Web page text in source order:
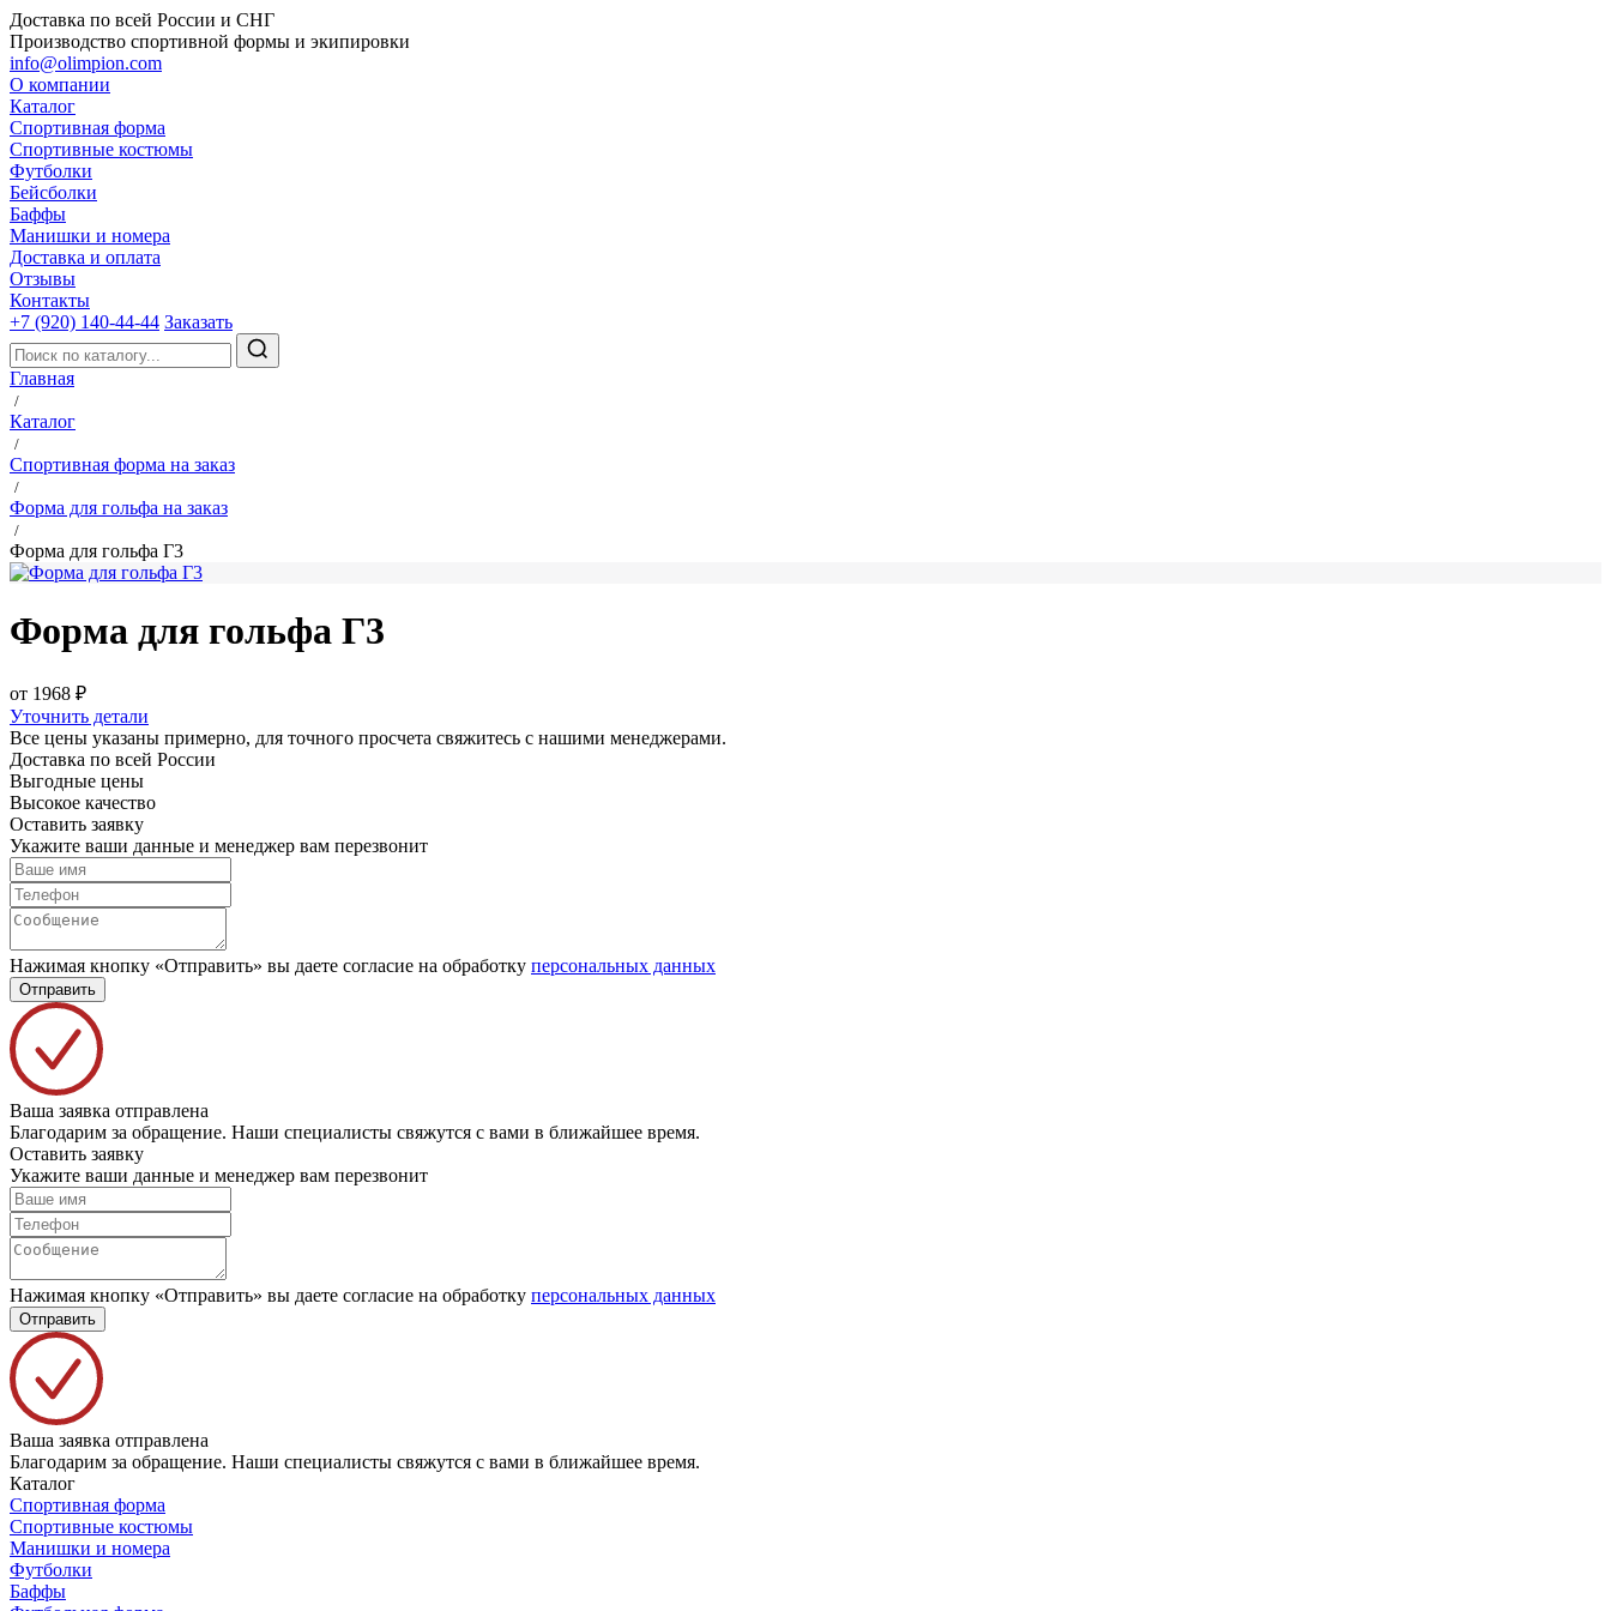
Доставка по всей России и СНГ
Производство спортивной формы и экипировки
info@olimpion.com
О компании
Каталог
Спортивная форма
Спортивные костюмы
Футболки
Бейсболки
Баффы
Манишки и номера
Доставка и оплата
Отзывы
Контакты
+7 (920) 140-44-44 Заказать
Главная
/
Каталог
/
Спортивная форма на заказ
/
Форма для гольфа на заказ
/
Форма для гольфа Г3
Форма для гольфа Г3
от 1968 ₽
Уточнить детали
Все цены указаны примерно, для точного просчета свяжитесь с нашими менеджерами.
Доставка по всей России
Выгодные цены
Высокое качество
Оставить заявку
Укажите ваши данные и менеджер вам перезвонит
Нажимая кнопку «Отправить» вы даете согласие на обработку персональных данных
Отправить
Ваша заявка отправлена
Благодарим за обращение. Наши специалисты свяжутся с вами в ближайшее время.
Оставить заявку
Укажите ваши данные и менеджер вам перезвонит
Нажимая кнопку «Отправить» вы даете согласие на обработку персональных данных
Отправить
Ваша заявка отправлена
Благодарим за обращение. Наши специалисты свяжутся с вами в ближайшее время.
Каталог
Спортивная форма
Спортивные костюмы
Манишки и номера
Футболки
Баффы